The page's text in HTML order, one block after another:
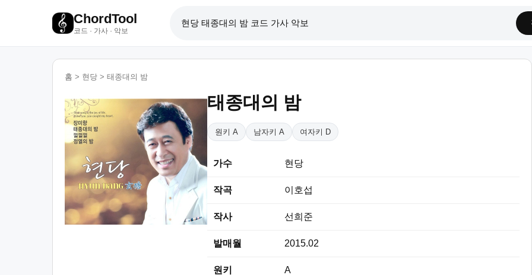
ChordTool
코드 · 가사 · 악보
홈 > 현당 > 태종대의 밤
태종대의 밤
원키 A 남자키 A 여자키 D
가수 현당
작곡 이호섭
작사 선희준
발매월 2015.02
원키 A